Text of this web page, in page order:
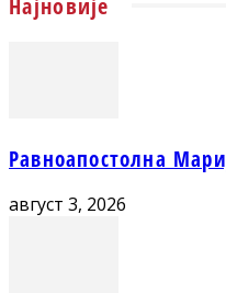
Најновије
Равноапостолна
август 3, 2026